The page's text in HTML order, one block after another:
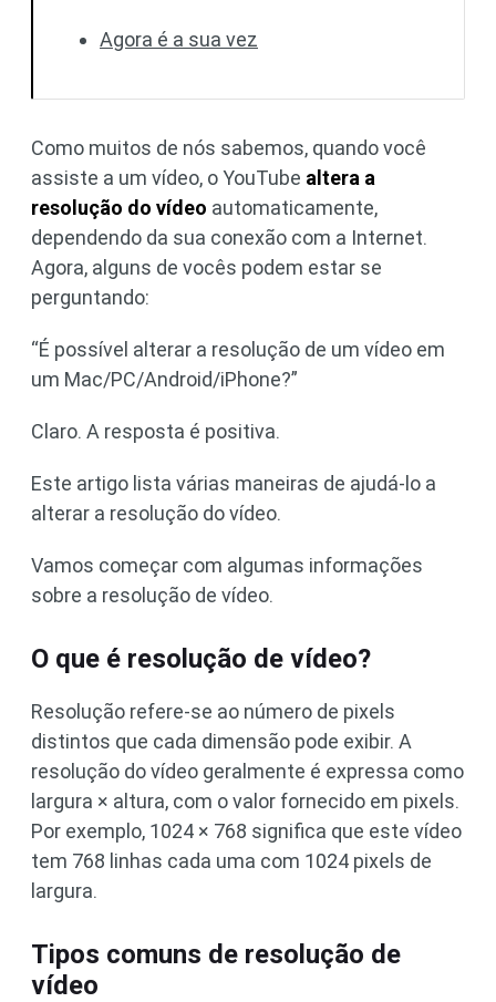
Agora é a sua vez
Como muitos de nós sabemos, quando você
assiste a um vídeo, o YouTube altera a
resolução do vídeo automaticamente,
dependendo da sua conexão com a Internet.
Agora, alguns de vocês podem estar se
perguntando:
“É possível alterar a resolução de um vídeo em
um Mac/PC/Android/iPhone?”
Claro. A resposta é positiva.
Este artigo lista várias maneiras de ajudá-lo a
alterar a resolução do vídeo.
Vamos começar com algumas informações
sobre a resolução de vídeo.
O que é resolução de vídeo?
Resolução refere-se ao número de pixels
distintos que cada dimensão pode exibir. A
resolução do vídeo geralmente é expressa como
largura × altura, com o valor fornecido em pixels.
Por exemplo, 1024 × 768 significa que este vídeo
tem 768 linhas cada uma com 1024 pixels de
largura.
Tipos comuns de resolução de
vídeo